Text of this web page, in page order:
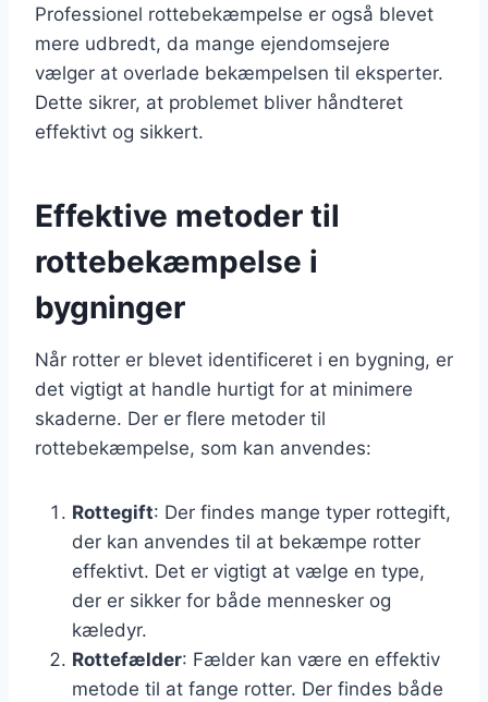
Professionel rottebekæmpelse er også blevet
mere udbredt, da mange ejendomsejere
vælger at overlade bekæmpelsen til eksperter.
Dette sikrer, at problemet bliver håndteret
effektivt og sikkert.
Effektive metoder til
rottebekæmpelse i
bygninger
Når rotter er blevet identificeret i en bygning, er
det vigtigt at handle hurtigt for at minimere
skaderne. Der er flere metoder til
rottebekæmpelse, som kan anvendes:
Rottegift: Der findes mange typer rottegift,
der kan anvendes til at bekæmpe rotter
effektivt. Det er vigtigt at vælge en type,
der er sikker for både mennesker og
kæledyr.
Rottefælder: Fælder kan være en effektiv
metode til at fange rotter. Der findes både